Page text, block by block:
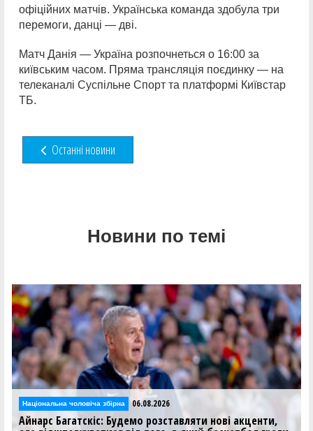
офіційних матчів. Українська команда здобула три
перемоги, данці — дві.
Матч Данія — Україна розпочнеться о 16:00 за
київським часом. Пряма трансляція поєдинку — на
телеканалі Суспільне Спорт та платформі Київстар
ТБ.
Останні новини
Новини по темі
Національна чоловіча збірна 06.08.2026
Айнарс Багатскіс: Будемо розставляти нові акценти,